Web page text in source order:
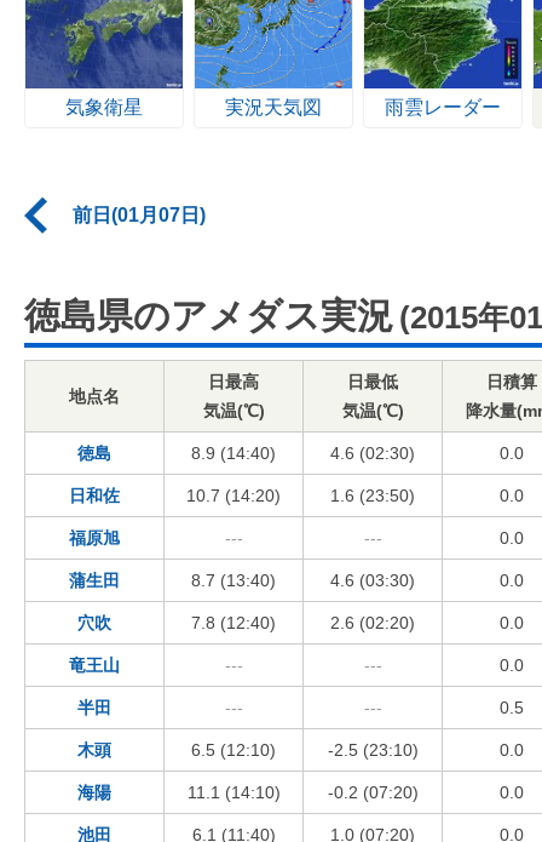
気象衛星 実況天気図 雨雲レーダー
前日(01月07日)
徳島県のアメダス実況 (2015年
地点名
日最高
気温(℃)
日最低
気温(℃)
日積算
降水量
徳島 8.9 (14:40) 4.6 (02:30) 0.0
日和佐 10.7 (14:20) 1.6 (23:50) 0.0
福原旭 --- --- 0.0
蒲生田 8.7 (13:40) 4.6 (03:30) 0.0
穴吹 7.8 (12:40) 2.6 (02:20) 0.0
竜王山 --- --- 0.0
半田 --- --- 0.5
木頭 6.5 (12:10) -2.5 (23:10) 0.0
海陽 11.1 (14:10) -0.2 (07:20) 0.0
池田 6.1 (11:40) 1.0 (07:20) 0.0